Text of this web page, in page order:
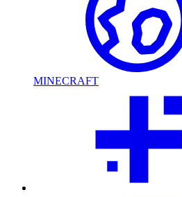
MINECRAFT